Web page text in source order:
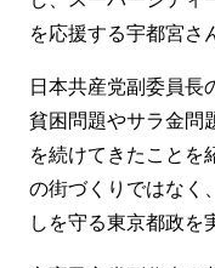
を応援する宇都宮さ
日本共産党副委員長
貧困問題やサラ金問
を続けてきたことを
の街づくりではなく
しを守る東京都政を